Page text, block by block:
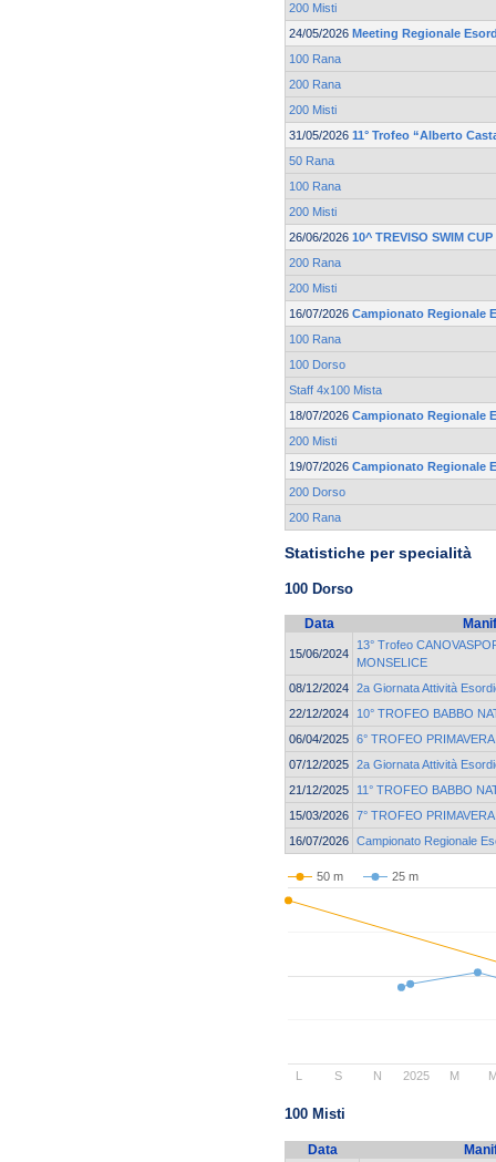
200 Misti
24/05/2026 Meeting Regionale
100 Rana
200 Rana
200 Misti
31/05/2026 11° Trofeo “Alberto
50 Rana
100 Rana
200 Misti
26/06/2026 10^ TREVISO SWIM CUP
200 Rana
200 Misti
16/07/2026 Campionato Regionale
100 Rana
100 Dorso
Staff 4x100 Mista
18/07/2026 Campionato Regionale
200 Misti
19/07/2026 Campionato Regionale
200 Dorso
200 Rana
Statistiche per specialità
100 Dorso
Data
15/06/2024
13° Trofeo
MONSELICE
08/12/2024 2a Giornata Attività
22/12/2024
10° TROFEO BABBO
06/04/2025 6° TROFEO
07/12/2025 2a Giornata Attività
21/12/2025
11° TROFEO BABBO
15/03/2026 7° TROFEO
16/07/2026 Campionato Regionale
50 m 25 m
2025
S N M
100 Misti
Data